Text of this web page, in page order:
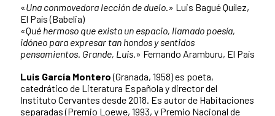
«Una conmovedora lección de duelo .» Luis Bagué Quílez,
El País (Babelia)
«Qué hermoso que exista un espacio, llamado poesía,
idóneo para expresar tan hondos y sentidos
pensamientos. Grande, Luis .» Fernando Aramburu, El País
Luis García Montero(Granada, 1958) es poeta,
catedrático de Literatura Española y director del
Instituto Cervantes desde 2018. Es autor de Habitaciones
separadas (Premio Loewe, 1993, y Premio Nacional de